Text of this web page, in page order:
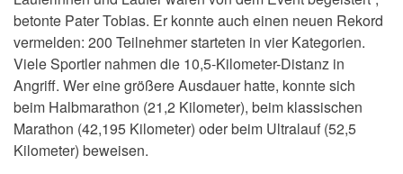
betonte Pater Tobias. Er konnte auch einen neuen Rekord
vermelden: 200 Teilnehmer starteten in vier Kategorien.
Viele Sportler nahmen die 10,5-Kilometer-Distanz in
Angriff. Wer eine größere Ausdauer hatte, konnte sich
beim Halbmarathon (21,2 Kilometer), beim klassischen
Marathon (42,195 Kilometer) oder beim Ultralauf (52,5
Kilometer) beweisen.